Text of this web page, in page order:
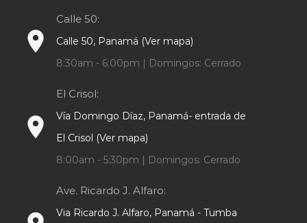
place
Calle 50:
Calle 50, Panamá (Ver mapa)
8:30am - 6:00pm | Domingos: Cerrado
place
El Crisol:
Vía Domingo Díaz, Panamá- entrada de
El Crisol (Ver mapa)
8:00am - 5:30pm | Domingos: Cerrado
Ave. Ricardo J. Alfaro:
Via Ricardo J. Alfaro, Panamá - Tumba